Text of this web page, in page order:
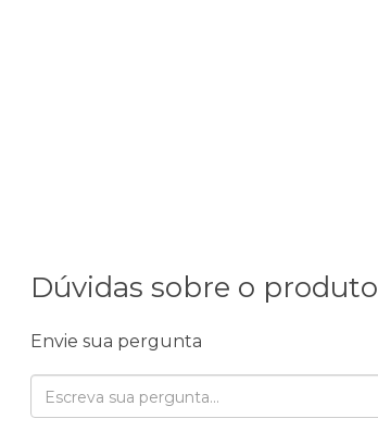
Dúvidas sobre o produto
Envie sua pergunta